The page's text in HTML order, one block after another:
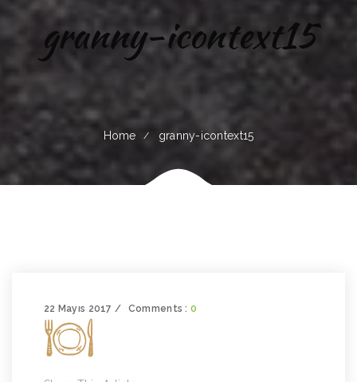
granny-icontext15
Home granny-icontext15
22 Mayıs 2017 Comments :0